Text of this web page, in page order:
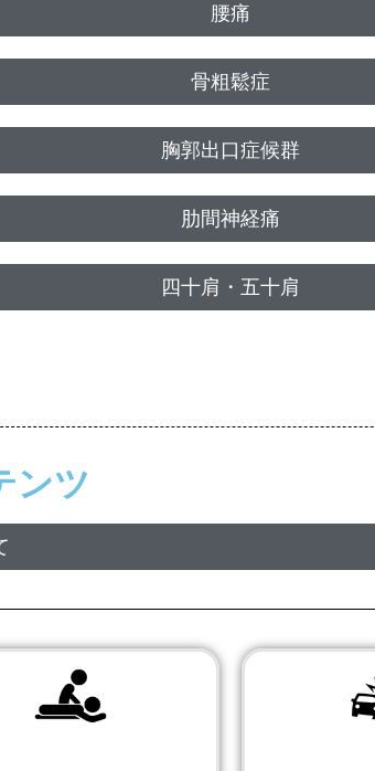
腰痛
骨粗鬆症
胸郭出口症候群
肋間神経痛
四十肩・五十肩
ンツ